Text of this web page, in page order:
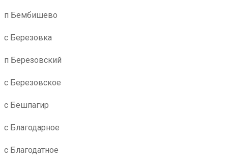
п Бембишево
с Березовка
п Березовский
с Березовское
с Бешпагир
с Благодарное
с Благодатное